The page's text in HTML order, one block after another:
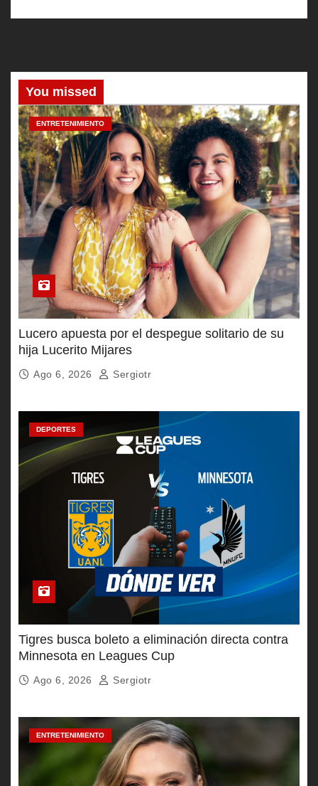
You missed
ENTRETENIMIENTO
Lucero apuesta por el despegue solitario de su
hija Lucerito Mijares
Ago 6, 2026 Sergiotr
DEPORTES
Tigres busca boleto a eliminación directa contra
Minnesota en Leagues Cup
Ago 6, 2026 Sergiotr
ENTRETENIMIENTO